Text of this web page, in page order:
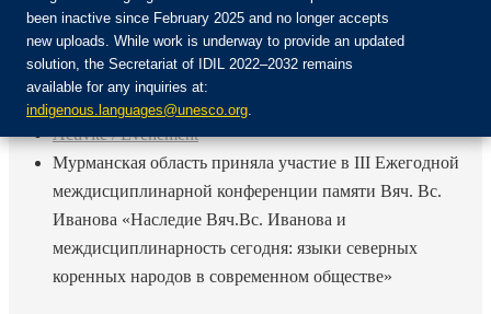
Login
FR
EN
ES
RU
Accueil
Activité / Événement
Мурманская область приняла участие в III Ежегодной
междисциплинарной конференции памяти Вяч. Вс.
Иванова «Наследие Вяч.Вс. Иванова и
междисциплинарность сегодня: языки северных
коренных народов в современном обществе»
been inactive since February 2025 and no longer accepts
new uploads. While work is underway to provide an updated
solution, the Secretariat of IDIL 2022–2032 remains
available for any inquiries at:
indigenous.languages@unesco.org.